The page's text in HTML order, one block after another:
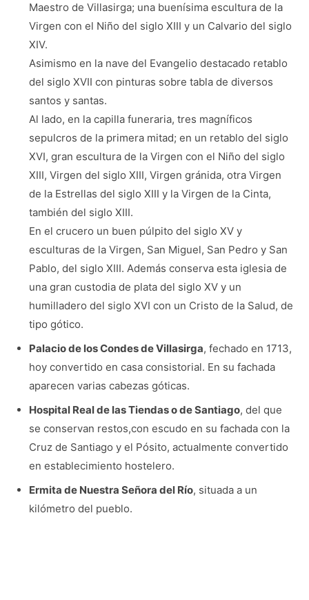
Maestro de Villasirga; una buenísima escultura de la
Virgen con el Niño del siglo XIII y un Calvario del siglo
XIV.
Asimismo en la nave del Evangelio destacado retablo
del siglo XVII con pinturas sobre tabla de diversos
santos y santas.
Al lado, en la capilla funeraria, tres magníficos
sepulcros de la primera mitad; en un retablo del siglo
XVI, gran escultura de la Virgen con el Niño del siglo
XIII, Virgen del siglo XIII, Virgen gránida, otra Virgen
de la Estrellas del siglo XIII y la Virgen de la Cinta,
también del siglo XIII.
En el crucero un buen púlpito del siglo XV y
esculturas de la Virgen, San Miguel, San Pedro y San
Pablo, del siglo XIII. Además conserva esta iglesia de
una gran custodia de plata del siglo XV y un
humilladero del siglo XVI con un Cristo de la Salud, de
tipo gótico.
Palacio de los Condes de Villasirga, fechado en 1713,
hoy convertido en casa consistorial. En su fachada
aparecen varias cabezas góticas.
Hospital Real de las Tiendas o de Santiago, del que
se conservan restos,con escudo en su fachada con la
Cruz de Santiago y el Pósito, actualmente convertido
en establecimiento hostelero.
Ermita de Nuestra Señora del Río, situada a un
kilómetro del pueblo.